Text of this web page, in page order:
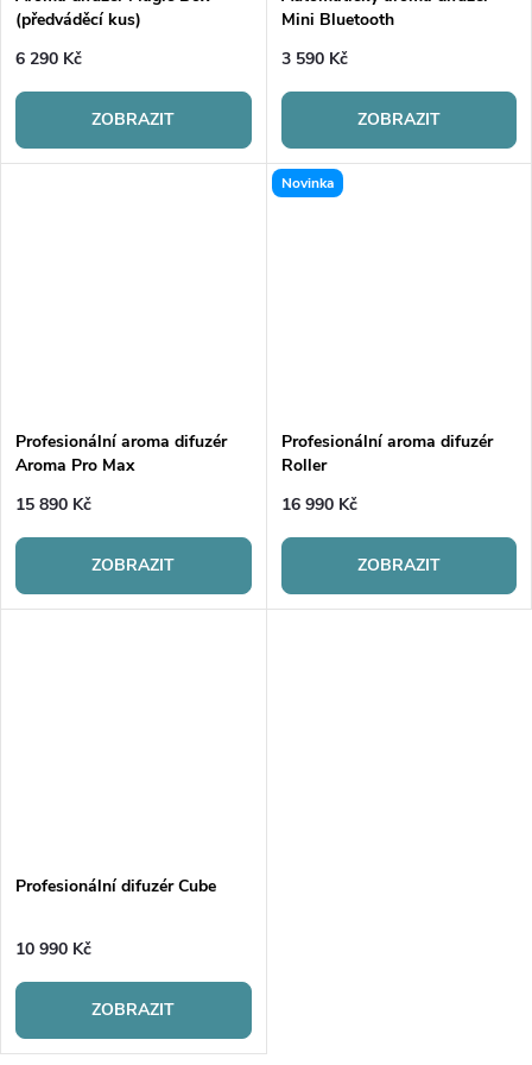
ů
(předváděcí kus)
6 290 Kč
ZOBRAZIT
Mini Bluetooth
3 590 Kč
ZOBRAZIT
Profesionální aroma difuzér
Aroma Pro Max
15 890 Kč
ZOBRAZIT
Novinka
Profesionální aroma difuzér
Roller
16 990 Kč
ZOBRAZIT
Profesionální difuzér Cube
10 990 Kč
ZOBRAZIT